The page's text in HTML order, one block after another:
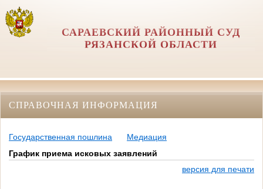
САРАЕВСКИЙ РАЙОННЫЙ СУД
РЯЗАНСКОЙ ОБЛАСТИ
СПРАВОЧНАЯ ИНФОРМАЦИЯ
Государственная пошлина
Медиация
График приема исковых заявлений
версия для печати